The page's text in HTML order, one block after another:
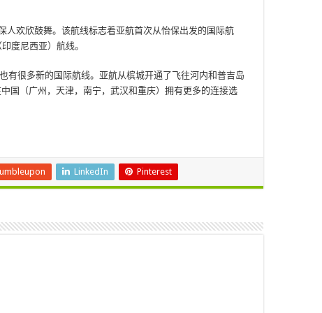
人欢欣鼓舞。该航线标志着亚航首次从怡保出发的国际航
度尼西亚）航线。
有很多新的国际航线。亚航从槟城开通了飞往河内和普吉岛
国（广州，天津，南宁，武汉和重庆）拥有更多的连接选
LinkedIn Pinterest